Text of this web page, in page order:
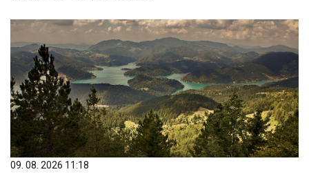
09. 08. 2026 11:18